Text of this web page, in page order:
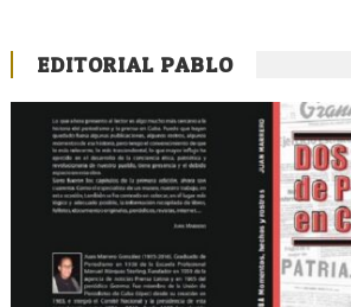
EDITORIAL PABLO